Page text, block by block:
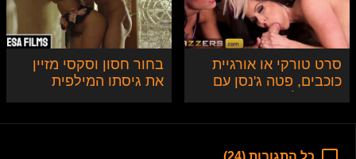
סרט טורקי או אורגיית
כוכבים, פטה ג'נסן עם
בחור חסון וסקסי מזיין
את גיסתו המילפית